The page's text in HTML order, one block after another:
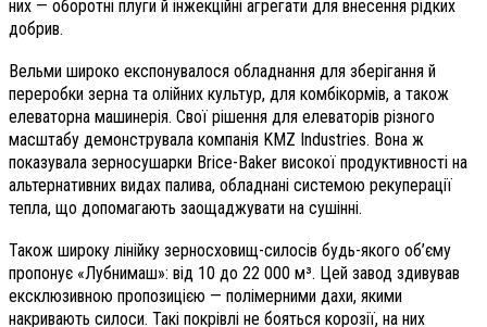
них — оборотні плуги й інжекційні агрегати для внесення рідких
добрив.
Вельми широко експонувалося обладнання для зберігання й
переробки зерна та олійних культур, для комбікормів, а також
елеваторна машинерія. Свої рішення для елеваторів різного
масштабу демонструвала компанія KMZ Industries. Вона ж
показувала зерносушарки Brice-Baker високої продуктивності на
альтернативних видах палива, обладнані системою рекуперації
тепла, що допомагають заощаджувати на сушінні.
Також широку лінійку зерносховищ-силосів будь-якого об’єму
пропонує «Лубнимаш»: від 10 до 22 000 м³. Цей завод здивував
ексклюзивною пропозицією — полімерними дахи, якими
накривають силоси. Такі покрівлі не бояться корозії, на них